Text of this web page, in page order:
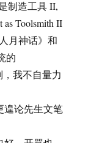
制造工具 II,
as Toolsmith II
月神话》和
的
我不自量力
遑论先生文笔